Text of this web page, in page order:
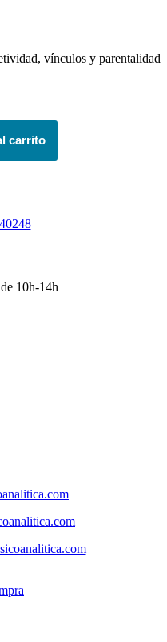
vínculos y parentalidad
carrito
10h-14h